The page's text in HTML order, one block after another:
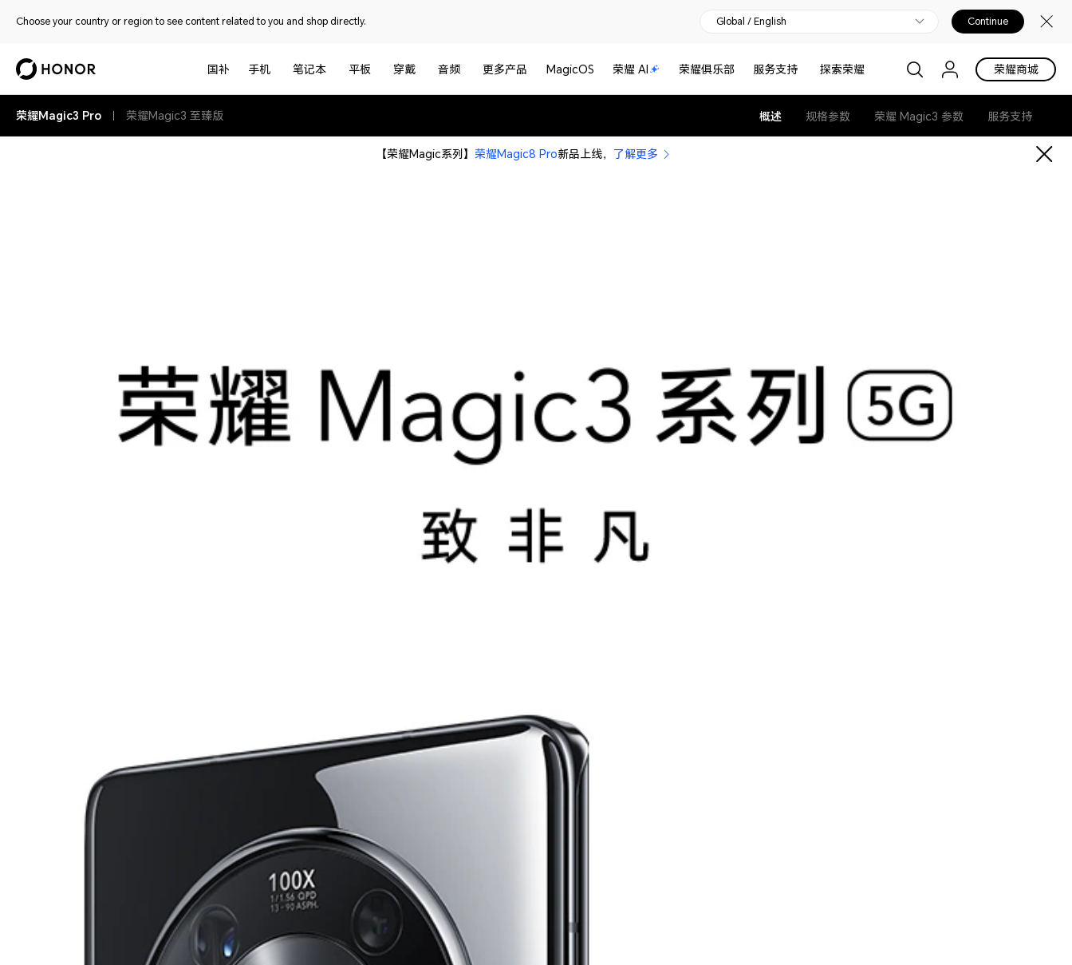
Choose your country or region to see content related to you and shop directly. Global / English Continue
国补 手机 笔记本 平板 穿戴 音频 更多产品 MagicOS 荣耀 AI 荣耀俱乐部 服务支持 探索荣耀 荣耀商城
荣耀Magic3 Pro 荣耀Magic3 至臻版 概述 规格参数 荣耀 Magic3 参数 服务支持
【荣耀Magic系列】 荣耀Magic8 Pro新品上线， 了解更多